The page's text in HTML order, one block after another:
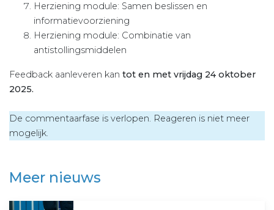
Herziening module: Samen beslissen en
informatievoorziening
Herziening module: Combinatie van
antistollingsmiddelen
Feedback aanleveren kan tot en met vrijdag 24 oktober
2025.
De commentaarfase is verlopen. Reageren is niet meer
mogelijk.
Meer nieuws